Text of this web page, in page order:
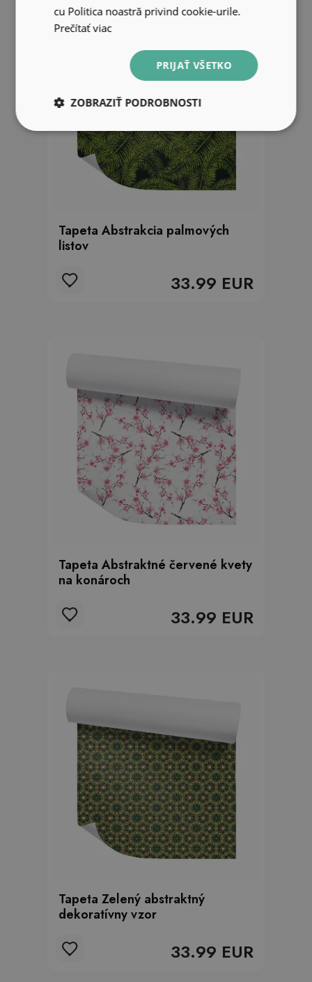
Tapeta Abstrakcia palmových
listov
33.99 EUR
Tapeta Abstraktné červené kvety
na konároch
33.99 EUR
Tapeta Zelený abstraktný
dekoratívny vzor
33.99 EUR
cu Politica noastră privind cookie-urile.
Prečítať viac
PRIJAŤ VŠETKO
ZOBRAZIŤ PODROBNOSTI